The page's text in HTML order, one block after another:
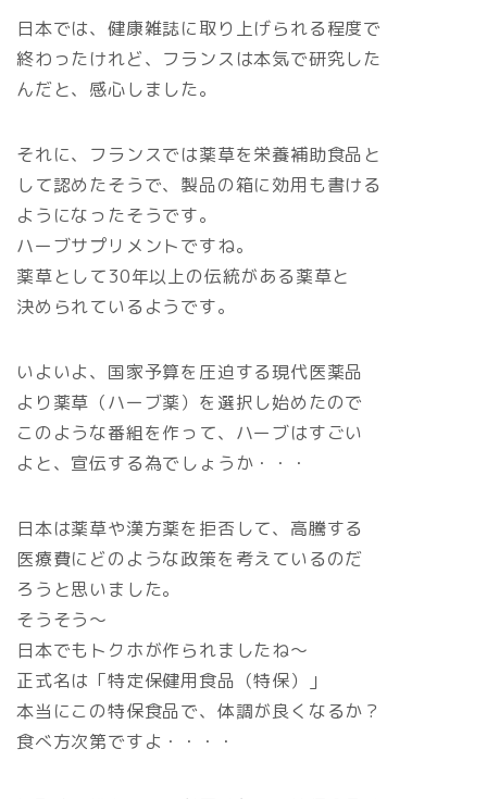
日本では、健康雑誌に取り上げられる程度で
終わったけれど、フランスは本気で研究した
んだと、感心しました。
それに、フランスでは薬草を栄養補助食品と
して認めたそうで、製品の箱に効用も書ける
ようになったそうです。
ハーブサプリメントですね。
薬草として30年以上の伝統がある薬草と
決められているようです。
いよいよ、国家予算を圧迫する現代医薬品
より薬草（ハーブ薬）を選択し始めたので
このような番組を作って、ハーブはすごい
よと、宣伝する為でしょうか・・・
日本は薬草や漢方薬を拒否して、高騰する
医療費にどのような政策を考えているのだ
ろうと思いました。
そうそう～
日本でもトクホが作られましたね～
正式名は「特定保健用食品（特保）」
本当にこの特保食品で、体調が良くなるか？
食べ方次第ですよ・・・・